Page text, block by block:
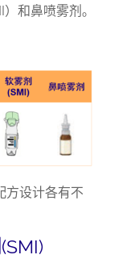
和鼻喷雾剂。
方设计各有不